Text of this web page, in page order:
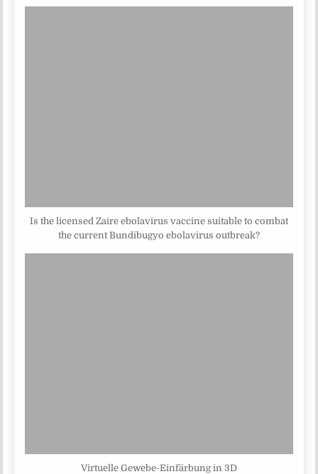
Is the licensed Zaire ebolavirus vaccine suitable to combat
the current Bundibugyo ebolavirus outbreak?
Virtuelle Gewebe-Einfärbung in 3D